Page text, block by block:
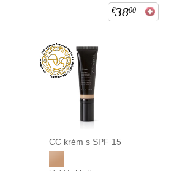
€3800
CC krém s SPF 15